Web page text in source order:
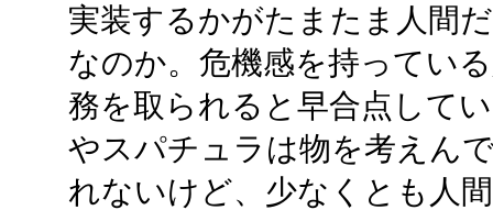
実装するかがたまたま人間
なのか。危機感を持ってい
務を取られると早合点して
やスパチュラは物を考えん
れないけど、少なくとも人